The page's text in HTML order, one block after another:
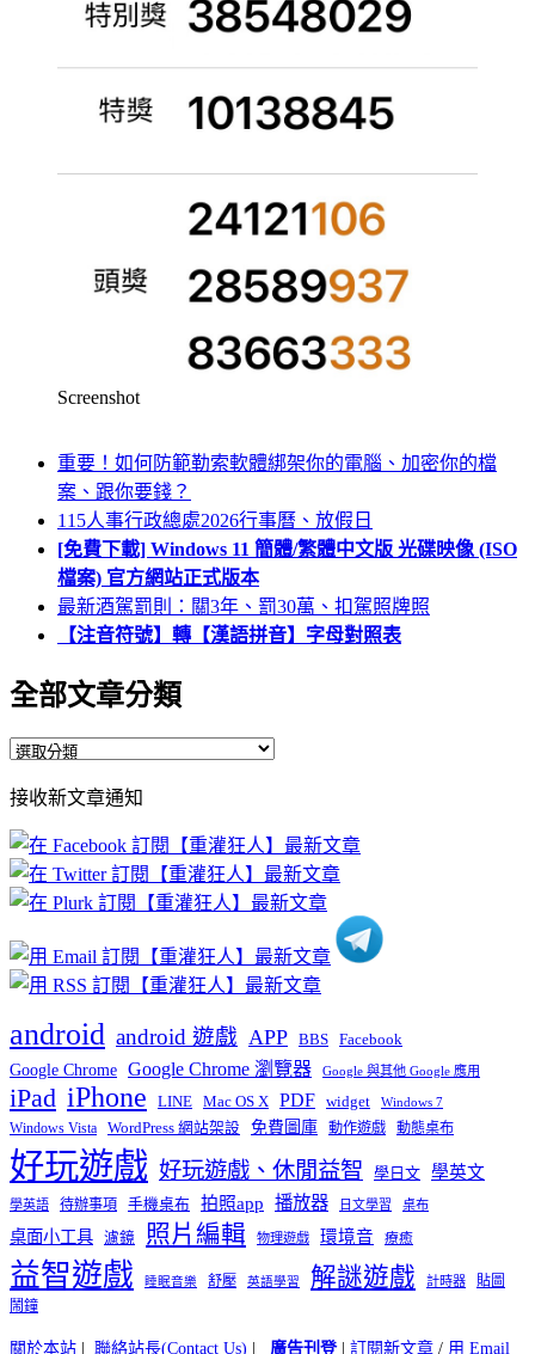
Screenshot
重要！如何防範勒索軟體綁架你的電腦、加密你的檔
案、跟你要錢？
115人事行政總處2026行事曆、放假日
[免費下載] Windows 11 簡體/繁體中文版 光碟映像 (ISO
檔案) 官方網站正式版本
最新酒駕罰則：關3年、罰30萬、扣駕照牌照
【注音符號】轉【漢語拼音】字母對照表
全部文章分類
全
文
章
分
類
接收新文章通知
android android 遊戲 APP BBS Facebook
Google Chrome Google Chrome 瀏覽器 Google 與其他 Google 應用
iPad iPhone LINE Mac OS X PDF widget Windows 7
Windows Vista WordPress 網站架設 免費圖庫 動作遊戲 動態桌布
好玩遊戲 好玩遊戲、休閒益智 學日文 學英文
學英語 待辦事項 手機桌布 拍照app 播放器 日文學習 桌布
桌面小工具 濾鏡 照片編輯 物理遊戲 環境音 療癒
益智遊戲 睡眠音樂 舒壓 英語學習 解謎遊戲 計時器
貼圖
鬧鐘
關於本站 | 聯絡站長(Contact Us) | 廣告刊登| 訂閱新文章 / 用 Email